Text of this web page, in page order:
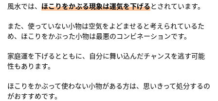
風水では、 ほこりをかぶる現象は運気を下げるとされています。
また、使っていない小物は空気をよどませると考えられているた
め、ほこりをかぶった小物は最悪のコンビネーションです。
家庭運を下げるとともに、自分に舞い込んだチャンスを逃す可能
性もあります。
ほこりをかぶって使わない小物がある方は、思いきって処分するの
がおすすめです。